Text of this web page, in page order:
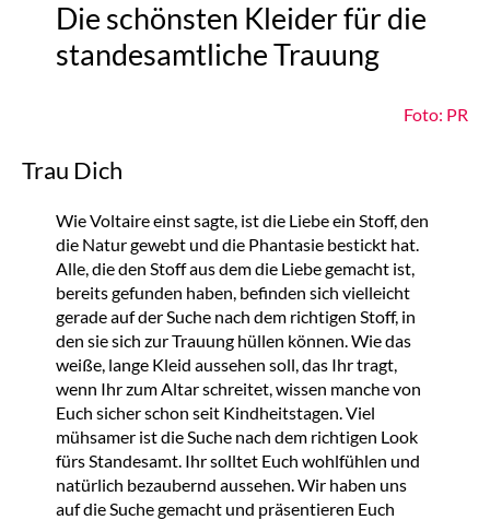
Die schönsten Kleider für die
standesamtliche Trauung
Foto: PR
Trau Dich
Wie Voltaire einst sagte, ist die Liebe ein Stoff, den
die Natur gewebt und die Phantasie bestickt hat.
Alle, die den Stoff aus dem die Liebe gemacht ist,
bereits gefunden haben, befinden sich vielleicht
gerade auf der Suche nach dem richtigen Stoff, in
den sie sich zur Trauung hüllen können. Wie das
weiße, lange Kleid aussehen soll, das Ihr tragt,
wenn Ihr zum Altar schreitet, wissen manche von
Euch sicher schon seit Kindheitstagen. Viel
mühsamer ist die Suche nach dem richtigen Look
fürs Standesamt. Ihr solltet Euch wohlfühlen und
natürlich bezaubernd aussehen. Wir haben uns
auf die Suche gemacht und präsentieren Euch